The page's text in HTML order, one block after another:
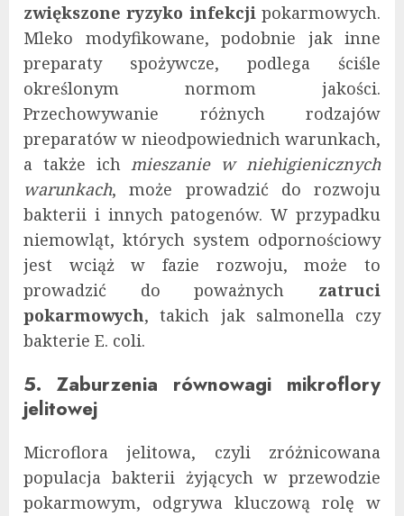
zwiększone ryzyko infekcjipokarmowych.
Mleko modyfikowane, podobnie jak inne
preparaty spożywcze, podlega ściśle
określonym normom jakości.
Przechowywanie różnych rodzajów
preparatów w nieodpowiednich warunkach,
a także ichmieszanie w niehigienicznych
warunkach, może prowadzić do rozwoju
bakterii i innych patogenów. W przypadku
niemowląt, których system odpornościowy
jest wciąż w fazie rozwoju, może to
prowadzić do poważnych zatruci
pokarmowych, takich jak salmonella czy
bakterie E. coli.
5. Zaburzenia równowagi mikroflory
jelitowej
Microflora jelitowa, czyli zróżnicowana
populacja bakterii żyjących w przewodzie
pokarmowym, odgrywa kluczową rolę w